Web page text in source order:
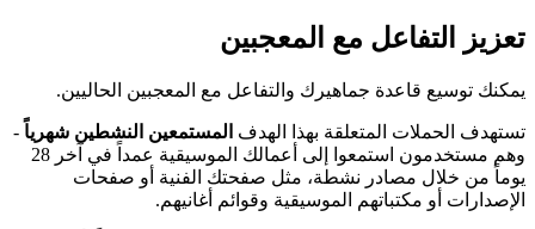
تعزيز التفاعل مع المعجبين
يمكنك توسيع قاعدة جماهيرك والتفاعل مع المعجبين الحاليين.
تستهدف الحملات المتعلقة بهذا الهدف المستمعين النشطين شهرياً -
وهم مستخدمون استمعوا إلى أعمالك الموسيقية عمداً في آخر 28
يوماً من خلال مصادر نشطة، مثل صفحتك الفنية أو صفحات
الإصدارات أو مكتباتهم الموسيقية وقوائم أغانيهم.